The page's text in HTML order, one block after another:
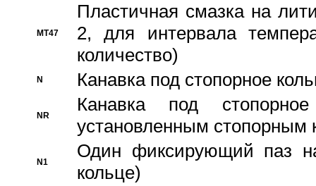
MT47
Пластичная смазка на
2, для интервала
количество)
N Канавка под стопорное
NR
Канавка под
установленным стопорным
N1
Один фиксирующий паз
кольце)